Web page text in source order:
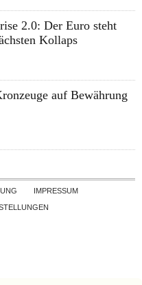
2.0: Der Euro steht
Kollaps
auf Bewährung
to contentIMPRESSUM